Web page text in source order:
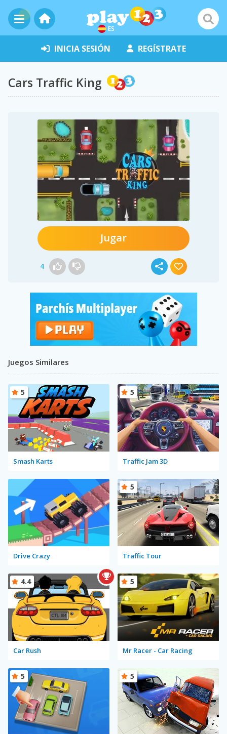
ES
INICIA SESIÓN REGÍSTRATE
Cars Traffic King
Jugar
4
Juegos Similares
Smash Karts
5
Traffic Jam 3D
5
Drive Crazy Traffic Tour
5
Car Rush
4.4
Mr Racer - Car Racing
5
5 5